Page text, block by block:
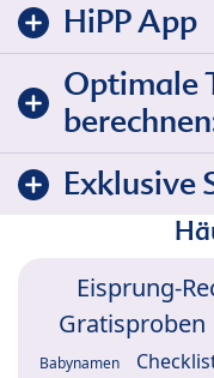
HiPP App
Optimale
Exklusive
Eisprung-
Gratisproben
Babynamen